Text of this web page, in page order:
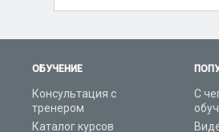
ОБУЧЕНИЕ
Консультация с
тренером
Каталог курсов
С